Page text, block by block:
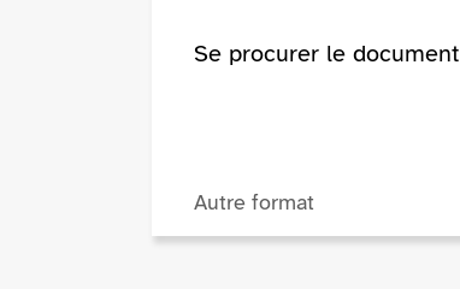
Se procurer le document
Autre format